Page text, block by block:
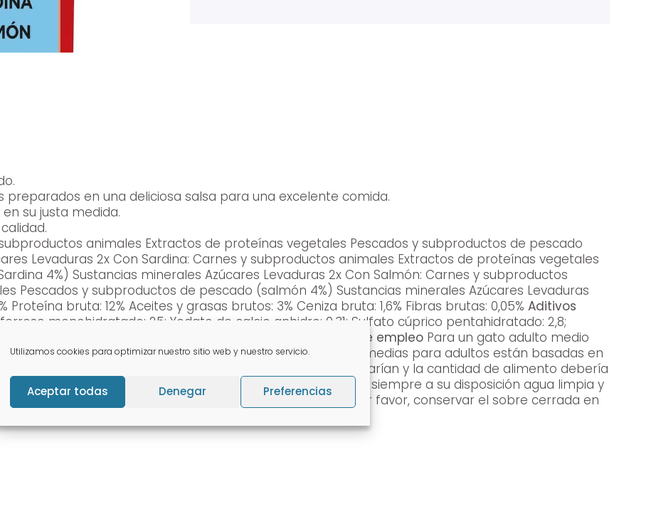
Utilizamos cookies para optimizar nuestro sitio web y nuestro servicio.
Aceptar todas Denegar Preferencias
preparados en una deliciosa salsa para una excelente comida.
su justa medida.
Extractos de proteínas vegetales
minerales Azúcares Levaduras 2x Con Salmón: Carnes y subproductos
Pescados y subproductos de pescado (salmón 4%) Sustancias minerales Azúcares Levaduras
Proteína bruta: 12% Aceites y grasas brutos: 3% Ceniza bruta: 1,6% Fibras brutas: 0,05% Aditivos
de zinc mono hidratado: 40.
Ración diaria y modo de empleo
2 comidas separadas. Las raciones de mantenimiento medias para adultos están basadas en
ambientales normales. Las necesidades individuales varían y la cantidad de alimento debería
a su gato en un peso corporal magro y saludable. Deje siempre a su disposición agua limpia y